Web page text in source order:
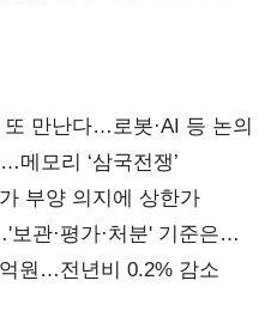
만난다…로봇·AI 등 논의
메모리 ‘삼국전쟁’
부양 의지에 상한가
관·평가·처분' 기준은
원…전년비 0.2% 감소